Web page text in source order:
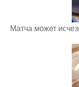
Матча может